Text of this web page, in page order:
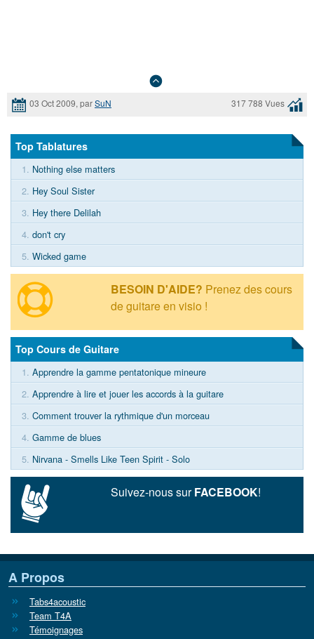
03 Oct 2009, parSuN 317 788 Vues
Top Tablatures
1. Nothing else matters
2. Hey Soul Sister
3. Hey there Delilah
4. don't cry
5. Wicked game
BESOIN D'AIDE? Prenez des cours
de guitare en visio !
Top Cours de Guitare
1. Apprendre la gamme pentatonique mineure
2. Apprendre à lire et jouer les accords à la guitare
3. Comment trouver la rythmique d'un morceau
4. Gamme de blues
5. Nirvana - Smells Like Teen Spirit - Solo
Suivez-nous surFACEBOOK!
A Propos
Tabs4acoustic
Team T4A
Témoignages